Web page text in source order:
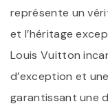
représente un
et l’héritage
Louis Vuitton
d’exception et
garantissant une